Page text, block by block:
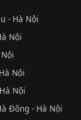
- Hà Nội
Nội
Nội
Nội
Đông - Hà Nội